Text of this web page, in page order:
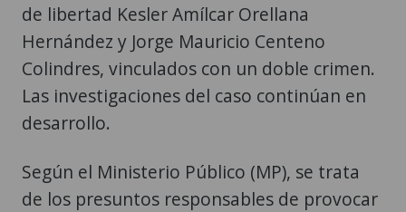
de libertad Kesler Amílcar Orellana
Hernández y Jorge Mauricio Centeno
Colindres, vinculados con un doble crimen.
Las investigaciones del caso continúan en
desarrollo.
Según el Ministerio Público (MP), se trata
de los presuntos responsables de provocar